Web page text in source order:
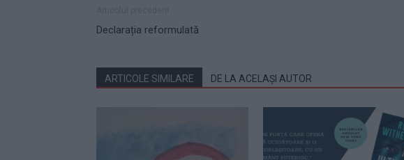
Declarația reformulată
ARTICOLE SIMILARE DE LA ACELAȘI AUTOR